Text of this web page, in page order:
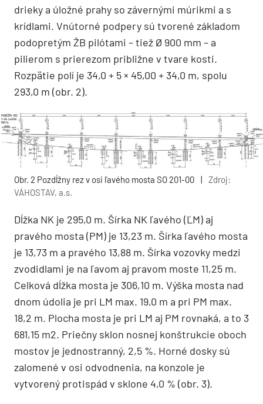
drieky a úložné prahy so závernými múrikmi a s
krídlami. Vnútorné podpery sú tvorené základom
podopretým ŽB pilótami – tiež Ø 900 mm – a
pilierom s prierezom približne v tvare kosti.
Rozpätie polí je 34,0 + 5 × 45,00 + 34,0 m, spolu
293,0 m (obr. 2).
Obr. 2 Pozdĺžny rez v osi ľavého mosta SO 201-00 |
Zdroj:
VÁHOSTAV, a.s.
Dĺžka NK je 295,0 m. Šírka NK ľavého (ĽM) aj
pravého mosta (PM) je 13,23 m. Šírka ľavého mosta
je 13,73 m a pravého 13,88 m. Šírka vozovky medzi
zvodidlami je na ľavom aj pravom moste 11,25 m.
Celková dĺžka mosta je 306,10 m. Výška mosta nad
dnom údolia je pri LM max. 19,0 m a pri PM max.
18,2 m. Plocha mosta je pri LM aj PM rovnaká, a to 3
681,15 m2. Priečny sklon nosnej konštrukcie oboch
mostov je jednostranný, 2,5 %. Horné dosky sú
zalomené v osi odvodnenia, na konzole je
vytvorený protispád v sklone 4,0 % (obr. 3).